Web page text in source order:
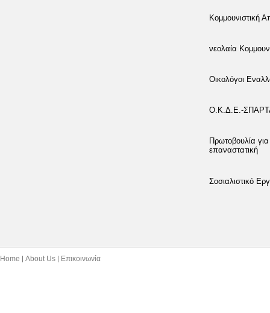
Κομμουνιστική
νεολαία
Οικολόγοι
Ο.Κ.Δ.Ε.-
Πρωτοβουλία
επαναστατική
Σοσιαλιστικό
Home About Us Επικοινωνία